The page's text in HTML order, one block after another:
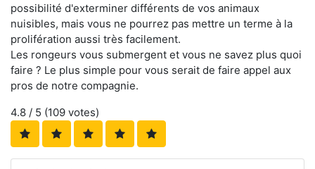
possibilité d'exterminer différents de vos animaux
nuisibles, mais vous ne pourrez pas mettre un terme à la
prolifération aussi très facilement.
Les rongeurs vous submergent et vous ne savez plus quoi
faire ? Le plus simple pour vous serait de faire appel aux
pros de notre compagnie.
4.8 / 5 (109 votes)